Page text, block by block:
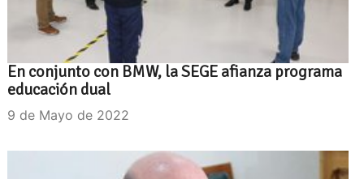
En conjunto con BMW, la SEGE afianza programa
educación dual
9 de Mayo de 2022